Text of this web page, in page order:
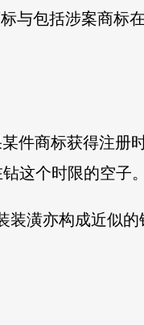
与包括涉案商标
件商标获得注册
这个时限的空子
装潢亦构成近似